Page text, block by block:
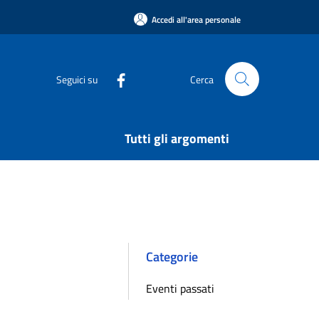
Accedi all'area personale
Seguici su Cerca
Tutti gli argomenti
Categorie
Eventi passati